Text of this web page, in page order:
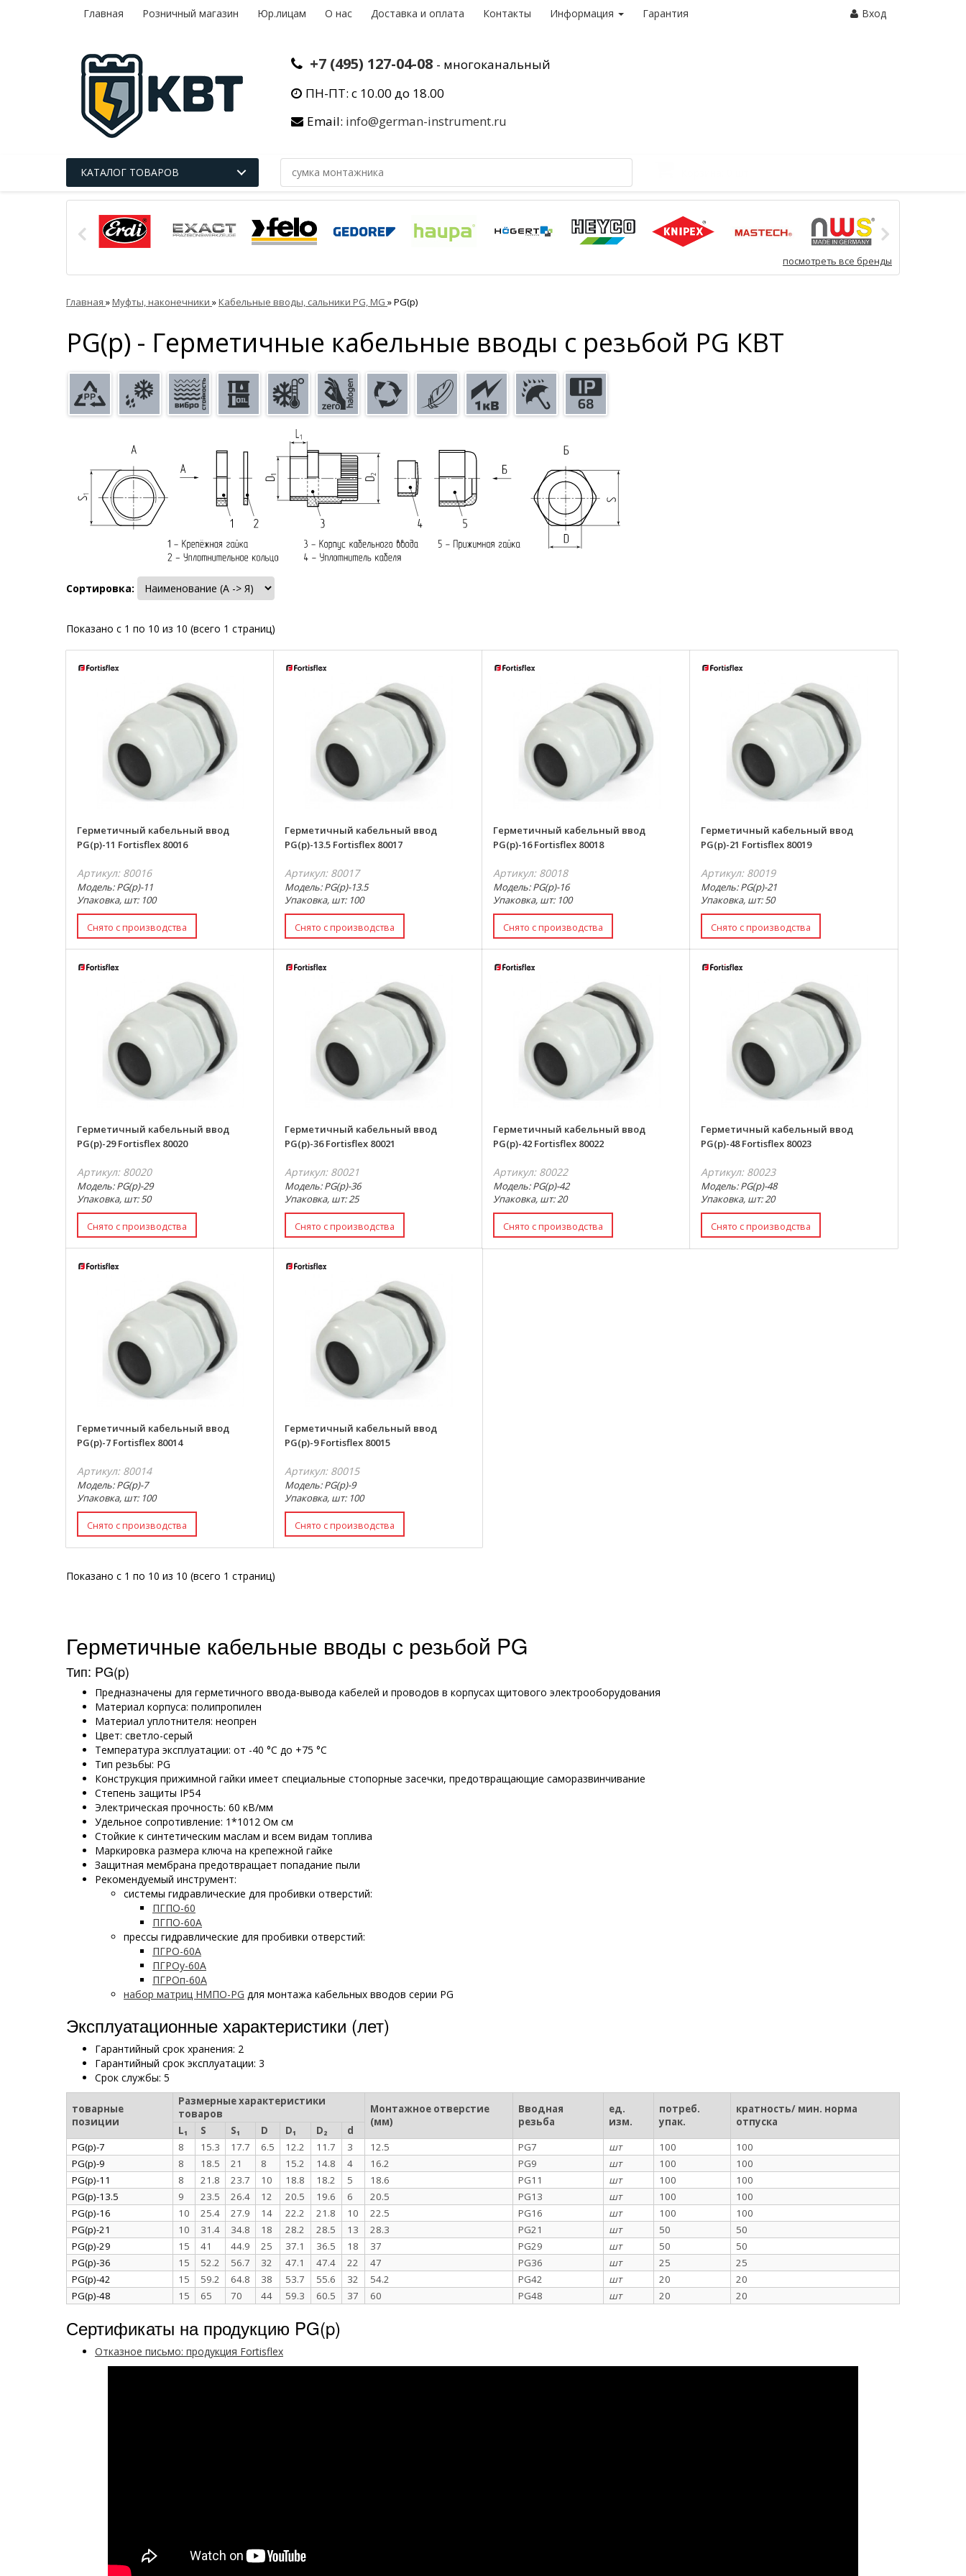
Главная Розничный магазин Юр.лицам О нас Доставка и оплата Контакты Информация Гарантия Вход
+7 (495) 127-04-08 - многоканальный
ПН-ПТ: с 10.00 до 18.00
Email: info@german-instrument.ru
КАТАЛОГ ТОВАРОВ
посмотреть все бренды
Главная »Муфты, наконечники »Кабельные вводы, сальники PG, MG »PG(p)
PG(p) - Герметичные кабельные вводы с резьбой PG КВТ
Сортировка:
Показано с 1 по 10 из 10 (всего 1 страниц)
Герметичный кабельный ввод
PG(p)-11 Fortisflex 80016
Артикул: 80016
Модель: PG(p)-11
Упаковка, шт: 100
Герметичный кабельный ввод
PG(p)-13.5 Fortisflex 80017
Артикул: 80017
Модель: PG(p)-13.5
Упаковка, шт: 100
Герметичный кабельный ввод
PG(p)-16 Fortisflex 80018
Артикул: 80018
Модель: PG(p)-16
Упаковка, шт: 100
Герметичный кабельный ввод
PG(p)-21 Fortisflex 80019
Артикул: 80019
Модель: PG(p)-21
Упаковка, шт: 50
Герметичный кабельный ввод
PG(p)-29 Fortisflex 80020
Артикул: 80020
Модель: PG(p)-29
Упаковка, шт: 50
Герметичный кабельный ввод
PG(p)-36 Fortisflex 80021
Артикул: 80021
Модель: PG(p)-36
Упаковка, шт: 25
Герметичный кабельный ввод
PG(p)-42 Fortisflex 80022
Артикул: 80022
Модель: PG(p)-42
Упаковка, шт: 20
Герметичный кабельный ввод
PG(p)-48 Fortisflex 80023
Артикул: 80023
Модель: PG(p)-48
Упаковка, шт: 20
Герметичный кабельный ввод
PG(p)-7 Fortisflex 80014
Артикул: 80014
Модель: PG(p)-7
Упаковка, шт: 100
Герметичный кабельный ввод
PG(p)-9 Fortisflex 80015
Артикул: 80015
Модель: PG(p)-9
Упаковка, шт: 100
Показано с 1 по 10 из 10 (всего 1 страниц)
Герметичные кабельные вводы с резьбой PG
Тип: PG(p)
Предназначены для герметичного ввода-вывода кабелей и проводов в корпусах щитового электрооборудования
Материал корпуса: полипропилен
Материал уплотнителя: неопрен
Цвет: светло-серый
Температура эксплуатации: от -40 °С до +75 °С
Тип резьбы: PG
Конструкция прижимной гайки имеет специальные стопорные засечки, предотвращающие саморазвинчивание
Степень защиты IP54
Электрическая прочность: 60 кВ/мм
Удельное сопротивление: 1*1012 Ом см
Стойкие к синтетическим маслам и всем видам топлива
Маркировка размера ключа на крепежной гайке
Защитная мембрана предотвращает попадание пыли
Рекомендуемый инструмент:
системы гидравлические для пробивки отверстий:
ПГПО-60
ПГПО-60А
прессы гидравлические для пробивки отверстий:
ПГРО-60А
ПГРОу-60А
ПГРОп-60А
набор матриц НМПО-PG для монтажа кабельных вводов серии PG
Эксплуатационные характеристики (лет)
Гарантийный срок хранения: 2
Гарантийный срок эксплуатации: 3
Срок службы: 5
товарные
позиции
Размерные характеристики
товаров
Монтажное отверстие
(мм)
Вводная
резьба
ед.
изм.
потреб.
упак.
кратность/ мин. норма
отпуска
L₁ S S₁ D D₁ D₂
d
PG(p)-7
8 15.3 17.7 6.5 12.2 11.7 3 12.5 PG7 шт 100
100
PG(p)-9
8 18.5 21 8 15.2 14.8 4 16.2 PG9 шт 100
100
PG(p)-11
8 21.8 23.7 10 18.8 18.2 5 18.6 PG11 шт 100
100
PG(p)-13.5
9 23.5 26.4 12 20.5 19.6 6 20.5 PG13 шт 100
100
PG(p)-16
10 25.4 27.9 14 22.2 21.8 10 22.5 PG16 шт 100
100
PG(p)-21
10 31.4 34.8 18 28.2 28.5 13 28.3 PG21 шт 50
50
PG(p)-29
15 41 44.9 25 37.1 36.5 18 37 PG29 шт 50
50
PG(p)-36
15 52.2 56.7 32 47.1 47.4 22 47 PG36 шт 25
25
PG(p)-42
15 59.2 64.8 38 53.7 55.6 32 54.2 PG42 шт 20
20
PG(p)-48
15 65 70 44 59.3 60.5 37 60 PG48 шт 20 20
Сертификаты на продукцию PG(p)
Отказное письмо: продукция Fortisflex